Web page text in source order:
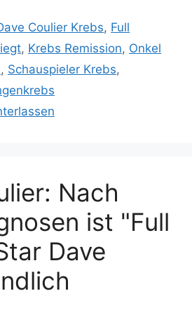
Coulier Krebs, Full
, Krebs Remission, Onkel
, Schauspieler Krebs,
Nach
ist "Full
Dave